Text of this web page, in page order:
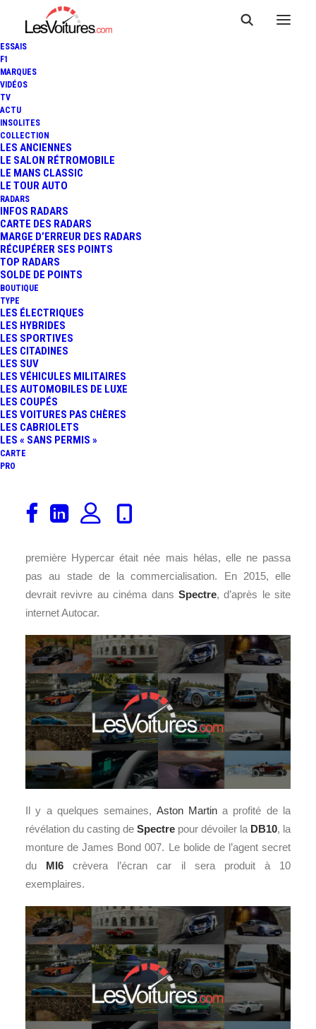
ESSAIS
F1
MARQUES
VIDÉOS
TV
ACTU
INSOLITES
COLLECTION
LES ANCIENNES
LE SALON RÉTROMOBILE
LE MANS CLASSIC
LE TOUR AUTO
RADARS
INFOS RADARS
CARTE DES RADARS
MARGE D’ERREUR DES RADARS
RÉCUPÉRER SES POINTS
TOP RADARS
SOLDE DE POINTS
BOUTIQUE
TYPE
LES ÉLECTRIQUES
LES HYBRIDES
LES SPORTIVES
LES CITADINES
LES SUV
LES VÉHICULES MILITAIRES
LES AUTOMOBILES DE LUXE
LES COUPÉS
LES VOITURES PAS CHÈRES
LES CABRIOLETS
LES « SANS PERMIS »
CARTE
PRO
REVIVRA DANS LE PROCHAIN
2 Minutes |
Seuls les passionnés s’en souviennent… En 2010,
Jaguarprésentait un
première Hypercar était née mais hélas, elle ne passa
pas au stade de la commercialisation. En 2015, elle
devrait revivre au cinéma dans Spectre, d’après le site
internet Autocar.
Il y a quelques semaines, Aston Martina profité de la
révélation du casting de Spectre pour dévoiler la DB10, la
monture de James Bond 007. Le bolide de l’agent secret
du MI6 crèvera l’écran car il sera produit à 10
exemplaires.